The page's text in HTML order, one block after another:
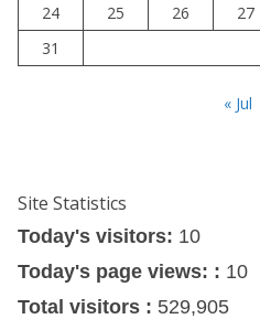
24
25 26 27
31
« Jul
Site Statistics
Today's visitors: 10
Today's page views: : 10
Total visitors : 529,905